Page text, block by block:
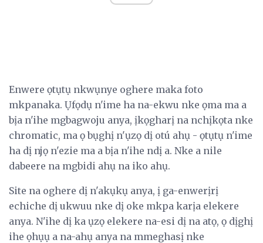
Enwere ọtụtụ nkwụnye oghere maka foto
mkpanaka. Ụfọdụ n'ime ha na-ekwu nke ọma ma a
bịa n'ihe mgbagwoju anya, ịkọgharị na nchịkọta nke
chromatic, ma ọ bụghị n'ụzọ dị otú ahụ - ọtụtụ n'ime
ha dị njọ n'ezie ma a bịa n'ihe ndị a. Nke a nile
dabeere na mgbidi ahụ na iko ahụ.
Site na oghere dị n'akụkụ anya, ị ga-enwerịrị
echiche dị ukwuu nke dị oke mkpa karịa elekere
anya. N'ihe dị ka ụzọ elekere na-esi dị na atọ, ọ dịghị
ihe ọhụụ a na-ahụ anya na mmeghasị nke